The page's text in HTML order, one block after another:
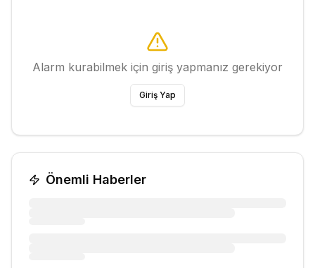
Alarm kurabilmek için giriş yapmanız gerekiyor
Giriş Yap
Önemli Haberler